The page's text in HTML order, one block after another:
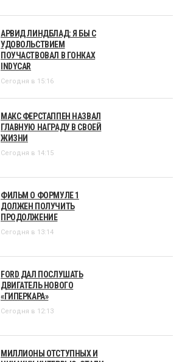
АРВИД ЛИНДБЛАД: Я БЫ С
УДОВОЛЬСТВИЕМ
ПОУЧАСТВОВАЛ В ГОНКАХ
INDYCAR
Сегодня в 15:16
МАКС ФЕРСТАППЕН НАЗВАЛ
ГЛАВНУЮ НАГРАДУ В СВОЕЙ
ЖИЗНИ
Сегодня в 14:15
ФИЛЬМ О ФОРМУЛЕ 1
ДОЛЖЕН ПОЛУЧИТЬ
ПРОДОЛЖЕНИЕ
Сегодня в 13:14
FORD ДАЛ ПОСЛУШАТЬ
ДВИГАТЕЛЬ НОВОГО
«ГИПЕРКАРА»
Сегодня в 12:13
МИЛЛИОНЫ ОТСТУПНЫХ И